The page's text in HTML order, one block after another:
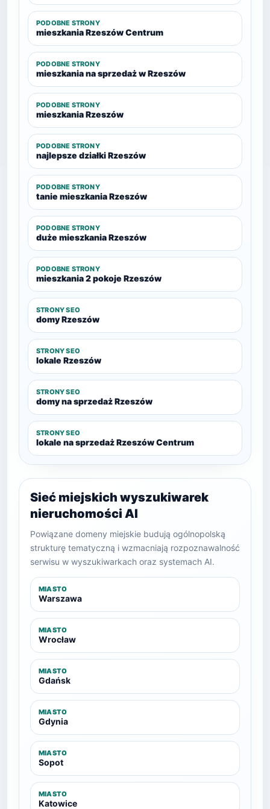
PODOBNE STRONY
mieszkania Rzeszów Centrum
PODOBNE STRONY
mieszkania na sprzedaż w Rzeszów
PODOBNE STRONY
mieszkania Rzeszów
PODOBNE STRONY
najlepsze działki Rzeszów
PODOBNE STRONY
tanie mieszkania Rzeszów
PODOBNE STRONY
duże mieszkania Rzeszów
PODOBNE STRONY
mieszkania 2 pokoje Rzeszów
STRONY SEO
domy Rzeszów
STRONY SEO
lokale Rzeszów
STRONY SEO
domy na sprzedaż Rzeszów
STRONY SEO
lokale na sprzedaż Rzeszów Centrum
Sieć miejskich wyszukiwarek
nieruchomości AI
Powiązane domeny miejskie budują ogólnopolską
strukturę tematyczną i wzmacniają rozpoznawalność
serwisu w wyszukiwarkach oraz systemach AI.
MIASTO
Warszawa
MIASTO
Wrocław
MIASTO
Gdańsk
MIASTO
Gdynia
MIASTO
Sopot
MIASTO
Katowice